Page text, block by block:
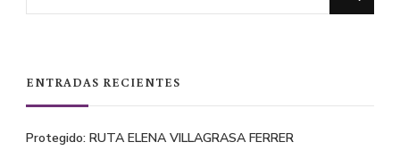
ENTRADAS RECIENTES
Protegido: RUTA ELENA VILLAGRASA FERRER